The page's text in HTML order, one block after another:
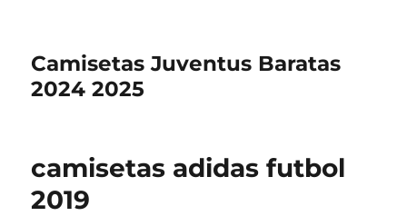
Camisetas Juventus Baratas
2024 2025
camisetas adidas futbol
2019